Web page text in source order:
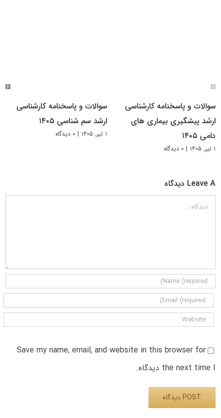
سوالات و پاسخنامه کارشناسی
ارشد پیشگیری بیماری های
دامی ۱۴۰۵
۱ تیر, ۱۴۰۵ | ۰ دیدگاه
سوالات و پاسخنامه کارشناسی
ارشد سم شناسی ۱۴۰۵
۱ تیر, ۱۴۰۵ | ۰ دیدگاه
Leave A دیدگاه
دیدگاه
Save my name, email, and website in this browser for
the next time I دیدگاه.